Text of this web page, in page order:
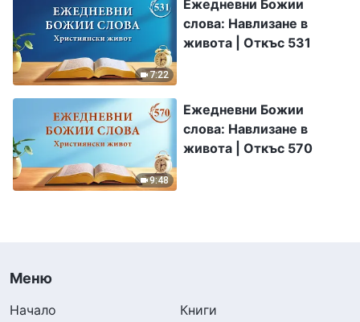
7:22
Ежедневни Божии
слова: Навлизане в
живота | Откъс 531
9:48
Ежедневни Божии
слова: Навлизане в
живота | Откъс 570
Меню
Начало
Книги